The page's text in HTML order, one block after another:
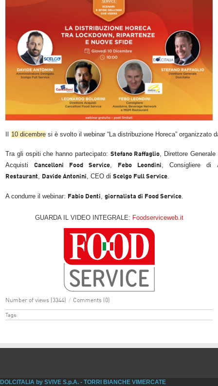
10 dicembre si è svolto il webinar “La distribuzione Horeca” organizzato
Tra gli ospiti che hanno partecipato: Stefano Raffaglio
, Direttore
Acquisti Cancelloni Food Service, Febo Leondini , Consigliere di
Restaurant
Davide Antonini , CEO di Scelgo Full Service.
A condurre il webinar: Fabio Denti giornalista di Food Service.
GUARDA IL VIDEO INTEGRALE: Foodserviceweb.it
Number of views (3344) / Comments (0)
Tags:
DOLCITALIA by SVIVE S.p.A. - TORRI BIANCHE VIMERCATE